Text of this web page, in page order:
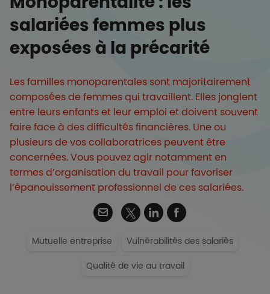
salariées femmes plus
exposées à la précarité
Les familles monoparentales sont majoritairement
composées de femmes qui travaillent. Elles jonglent
entre leurs enfants et leur emploi et doivent souvent
faire face à des difficultés financières. Une ou
plusieurs de vos collaboratrices peuvent être
concernées. Vous pouvez agir notamment en
termes d’organisation du travail pour favoriser
l’épanouissement professionnel de ces salariées.
Mutuelle entreprise Vulnérabilités des salariés
Qualité de vie au travail
Twitter